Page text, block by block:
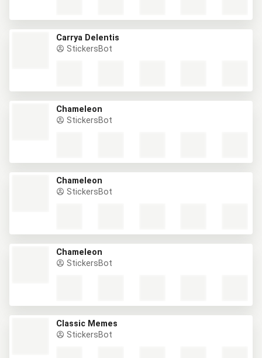
Carrya Delentis
StickersBot
Chameleon
StickersBot
Chameleon
StickersBot
Chameleon
StickersBot
Classic Memes
StickersBot